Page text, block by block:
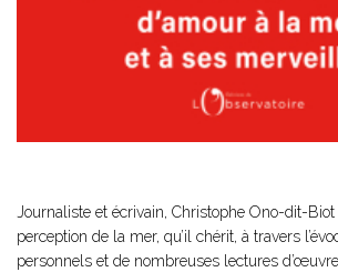
Journaliste et écrivain, Christophe Ono-dit-
perception de la mer, qu’il chérit, à travers
personnels et de nombreuses lectures